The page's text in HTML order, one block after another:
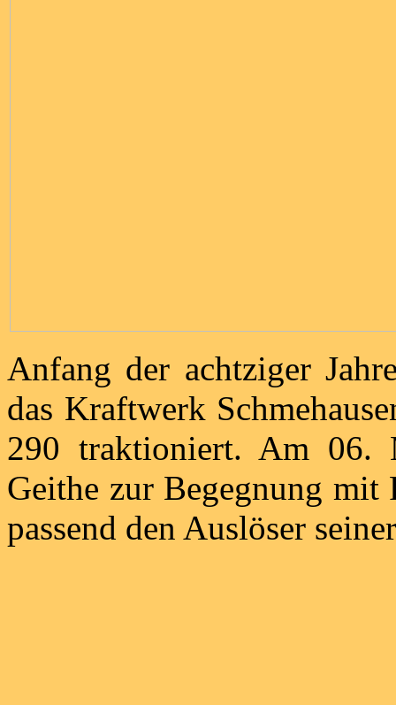
Anfang der achtziger
das Kraftwerk
290 traktioniert. Am 06.
Geithe zur Begegnung
passend den Auslöser